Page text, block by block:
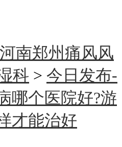
河南郑州痛风风
科 > 今日发布-
哪个医院好?游
才能治好